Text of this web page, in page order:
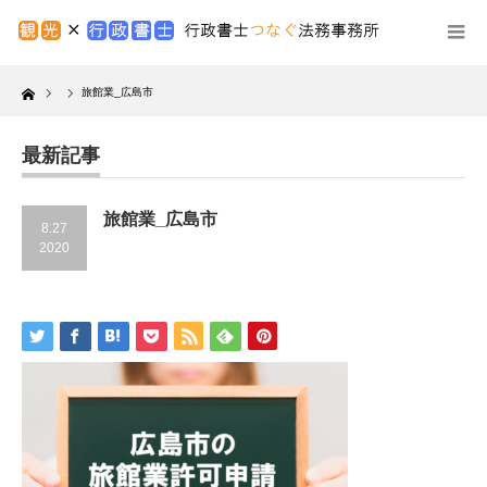
Home 旅館業_広島市
最新記事
8.27
2020
旅館業_広島市